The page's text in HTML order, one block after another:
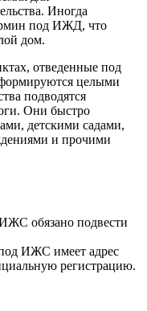
Иногда
под ИЖД, что
дом.
отведенные под
целыми
подводятся
Они быстро
детскими садами,
и прочими
обязано подвести
ИЖС имеет адрес
регистрацию.